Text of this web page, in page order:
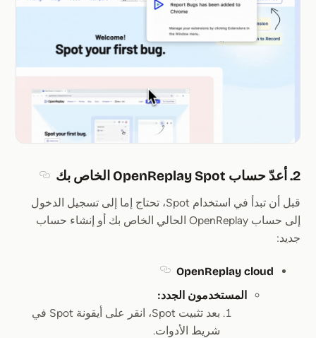
2. أعدّ حساب OpenReplay Spot الخاص بك
قبل أن تبدأ في استخدام Spot، تحتاج إما إلى تسجيل الدخول
إلى حساب OpenReplay الحالي الخاص بك أو إنشاء حساب
جديد:
OpenReplay cloud
المستخدمون الجدد:
بعد تثبيت Spot، انقر على أيقونة Spot في
شريط الأدوات.